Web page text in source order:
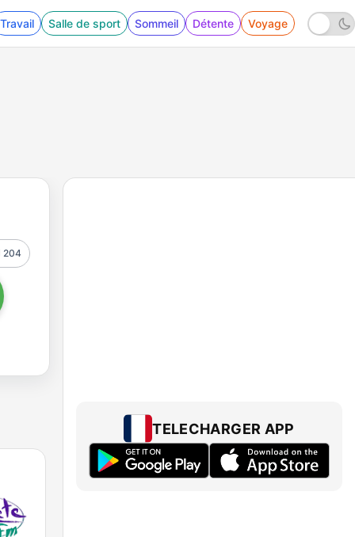
Travail Salle de sport Sommeil Détente Voyage
204
TELECHARGER APP